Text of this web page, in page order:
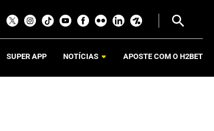
SUPER APP NOTÍCIAS APOSTE COM O H2BET